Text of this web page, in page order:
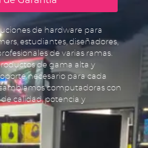
de hardware para
estudiantes, diseñadores,
de varias ramas.
de gama alta y
necesario para cada
computadoras con
calidad, potencia y